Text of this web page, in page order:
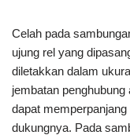
Celah pada
ujung rel yang
diletakkan dalam
jembatan
dapat
dukungnya. Pada